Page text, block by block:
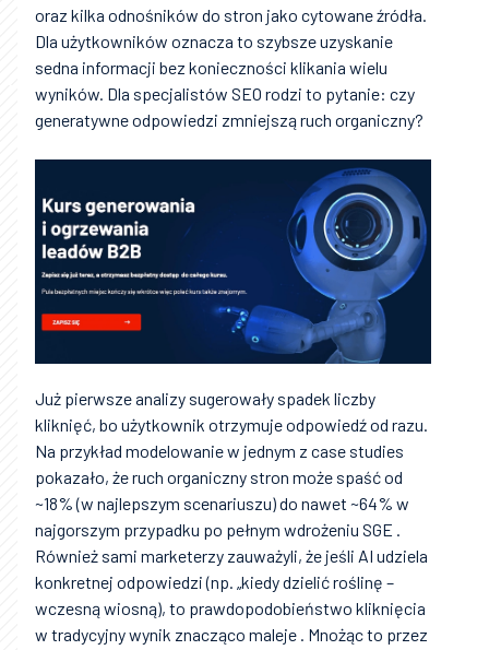
oraz kilka odnośników do stron jako cytowane źródła.
Dla użytkowników oznacza to szybsze uzyskanie
sedna informacji bez konieczności klikania wielu
wyników. Dla specjalistów SEO rodzi to pytanie: czy
generatywne odpowiedzi zmniejszą ruch organiczny?
Już pierwsze analizy sugerowały spadek liczby
kliknięć, bo użytkownik otrzymuje odpowiedź od razu.
Na przykład modelowanie w jednym z case studies
pokazało, że ruch organiczny stron może spaść od
~18% (w najlepszym scenariuszu) do nawet ~64% w
najgorszym przypadku po pełnym wdrożeniu SGE .
Również sami marketerzy zauważyli, że jeśli AI udziela
konkretnej odpowiedzi (np. „kiedy dzielić roślinę –
wczesną wiosną), to prawdopodobieństwo kliknięcia
w tradycyjny wynik znacząco maleje . Mnożąc to przez